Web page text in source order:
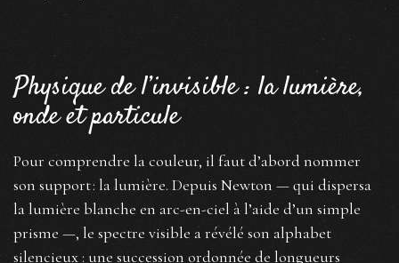
Physique de l’invisible : la lumière,
onde et particule
Pour comprendre la couleur, il faut d’abord nommer
son support : la lumière. Depuis Newton — qui dispersa
la lumière blanche en arc-en-ciel à l’aide d’un simple
prisme —, le spectre visible a révélé son alphabet
silencieux : une succession ordonnée de longueurs